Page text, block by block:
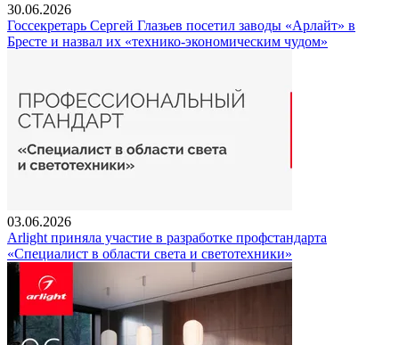
30.06.2026
Госсекретарь Сергей Глазьев посетил заводы «Арлайт» в
Бресте и назвал их «технико-экономическим чудом»
03.06.2026
Arlight приняла участие в разработке профстандарта
«Специалист в области света и светотехники»